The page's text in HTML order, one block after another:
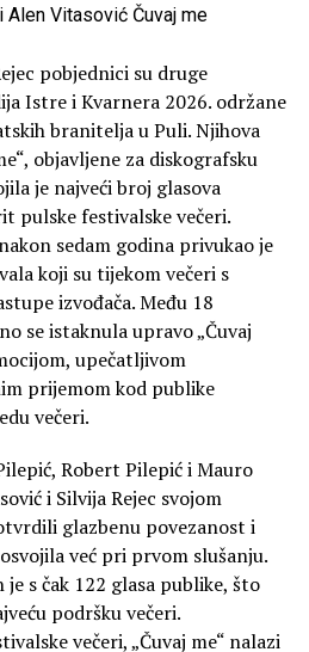
pobjednici su druge
Istre i Kvarnera 2026. održane
branitelja u Puli. Njihova
objavljene za diskografsku
je najveći broj glasova
pulske festivalske večeri.
sedam godina privukao je
koji su tijekom večeri s
izvođača. Među 18
se istaknula upravo „Čuvaj
upečatljivom
prijemom kod publike
večeri.
Robert Pilepić i Mauro
i Silvija Rejec svojom
glazbenu povezanost i
već pri prvom slušanju.
s čak 122 glasa publike, što
podršku večeri.
večeri, „Čuvaj me“ nalazi